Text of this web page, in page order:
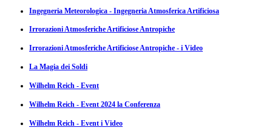
Ingegneria Meteorologica - Ingegneria Atmosferica Artificiosa
Irrorazioni Atmosferiche Artificiose Antropiche
Irrorazioni Atmosferiche Artificiose Antropiche - i Video
La Magia dei Soldi
Wilhelm Reich - Event
Wilhelm Reich - Event 2024 la Conferenza
Wilhelm Reich - Event i Video